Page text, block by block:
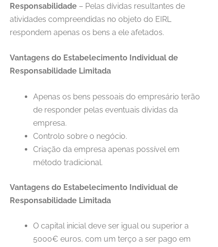
Responsabilidade – Pelas dívidas resultantes de
atividades compreendidas no objeto do EIRL
respondem apenas os bens a ele afetados.
Vantagens do Estabelecimento Individual de
Responsabilidade Limitada
Apenas os bens pessoais do empresário terão
de responder pelas eventuais dívidas da
empresa.
Controlo sobre o negócio.
Criação da empresa apenas possível em
método tradicional.
Vantagens do Estabelecimento Individual de
Responsabilidade Limitada
O capital inicial deve ser igual ou superior a
5000€ euros, com um terço a ser pago em